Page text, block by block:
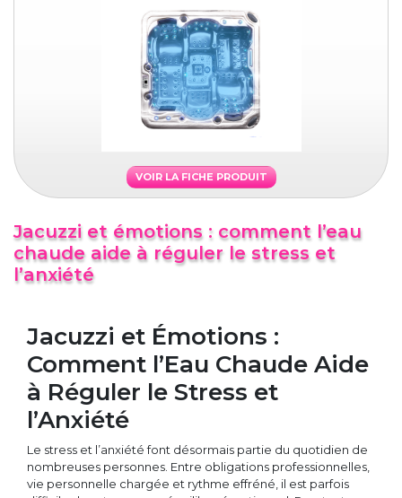
VOIR LA FICHE PRODUIT
Jacuzzi et émotions : comment l’eau
chaude aide à réguler le stress et
l’anxiété
Jacuzzi et Émotions :
Comment l’Eau Chaude Aide
à Réguler le Stress et
l’Anxiété
Le stress et l’anxiété font désormais partie du quotidien de
nombreuses personnes. Entre obligations professionnelles,
vie personnelle chargée et rythme effréné, il est parfois